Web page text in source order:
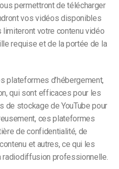
permettront de télécharger
vos vidéos disponibles
limiteront votre contenu vidéo
requise et de la portée de la
plateformes d’hébergement,
qui sont efficaces pour les
stockage de YouTube pour
ces plateformes
de confidentialité, de
et autres, ce qui les
radiodiffusion professionnelle.